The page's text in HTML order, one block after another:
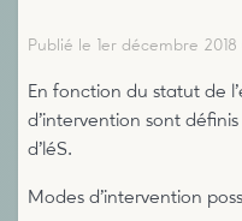
Publié le 1er décembre 2018
En fonction du statut de
d’intervention sont
d’léS.
Modes d’intervention